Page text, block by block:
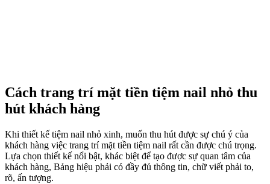
Cách trang trí mặt tiền tiệm nail nhỏ thu
hút khách hàng
Khi thiết kế tiệm nail nhỏ xinh, muốn thu hút được sự chú ý của
khách hàng việc trang trí mặt tiền tiệm nail rất cần được chú trọng.
Lựa chọn thiết kế nổi bật, khác biệt để tạo được sự quan tâm của
khách hàng, Bảng hiệu phải có đầy đủ thông tin, chữ viết phải to,
rõ, ấn tượng.